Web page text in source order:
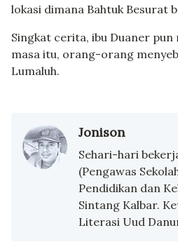
lokasi dimana Bahtuk Besurat
Singkat cerita, ibu Duaner pun
masa itu, orang-orang
Lumaluh.
Jonison
Sehari-hari
(Pengawas
Pendidikan dan
Sintang Kalbar.
Literasi Uud